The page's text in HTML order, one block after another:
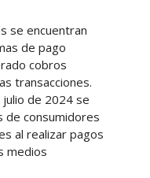
se encuentran
de pago
cobros
transacciones.
de 2024 se
de consumidores
al realizar pagos
medios